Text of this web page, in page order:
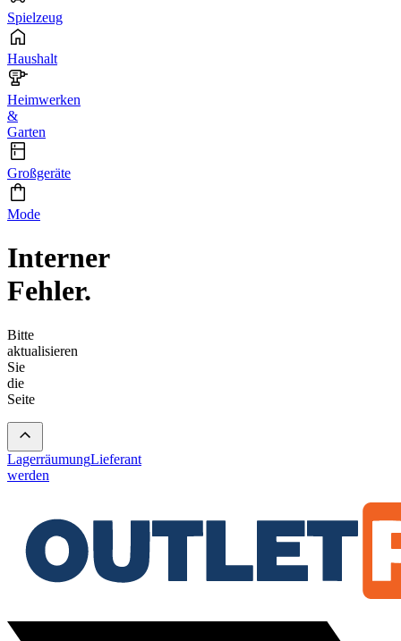
Spielzeug
Haushalt
Heimwerken
&
Garten
Großgeräte
Mode
Interner
Fehler.
Bitte
aktualisieren
Sie
die
Seite
LagerräumungLieferant
werden